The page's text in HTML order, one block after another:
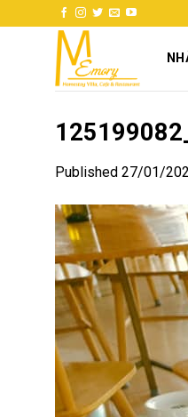
to
Published 27/01/